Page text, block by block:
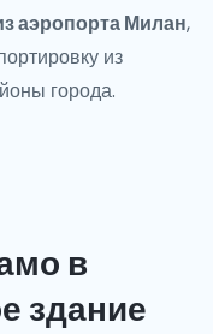
аэропорта Милан,
из
города.
в
здание